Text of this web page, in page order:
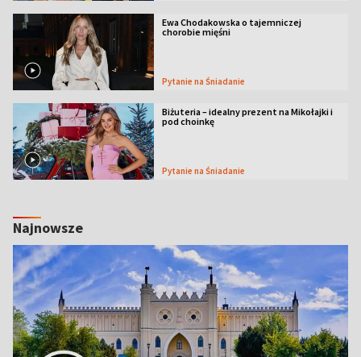
Ewa Chodakowska o tajemniczej
chorobie mięśni
Pytanie na Śniadanie
Biżuteria – idealny prezent na Mikołajki i
pod choinkę
Pytanie na Śniadanie
Najnowsze